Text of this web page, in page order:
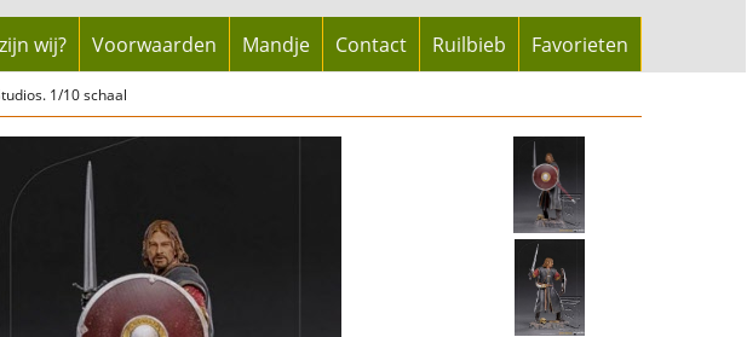
wij? Voorwaarden Mandje Contact Ruilbieb Favorieten
1/10 schaal